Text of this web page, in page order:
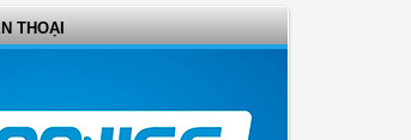
THOẠI